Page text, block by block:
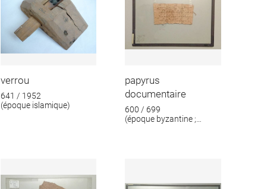
verrou
641 / 1952
(époque islamique)
papyrus
documentaire
600 / 699
(époque byzantine ;